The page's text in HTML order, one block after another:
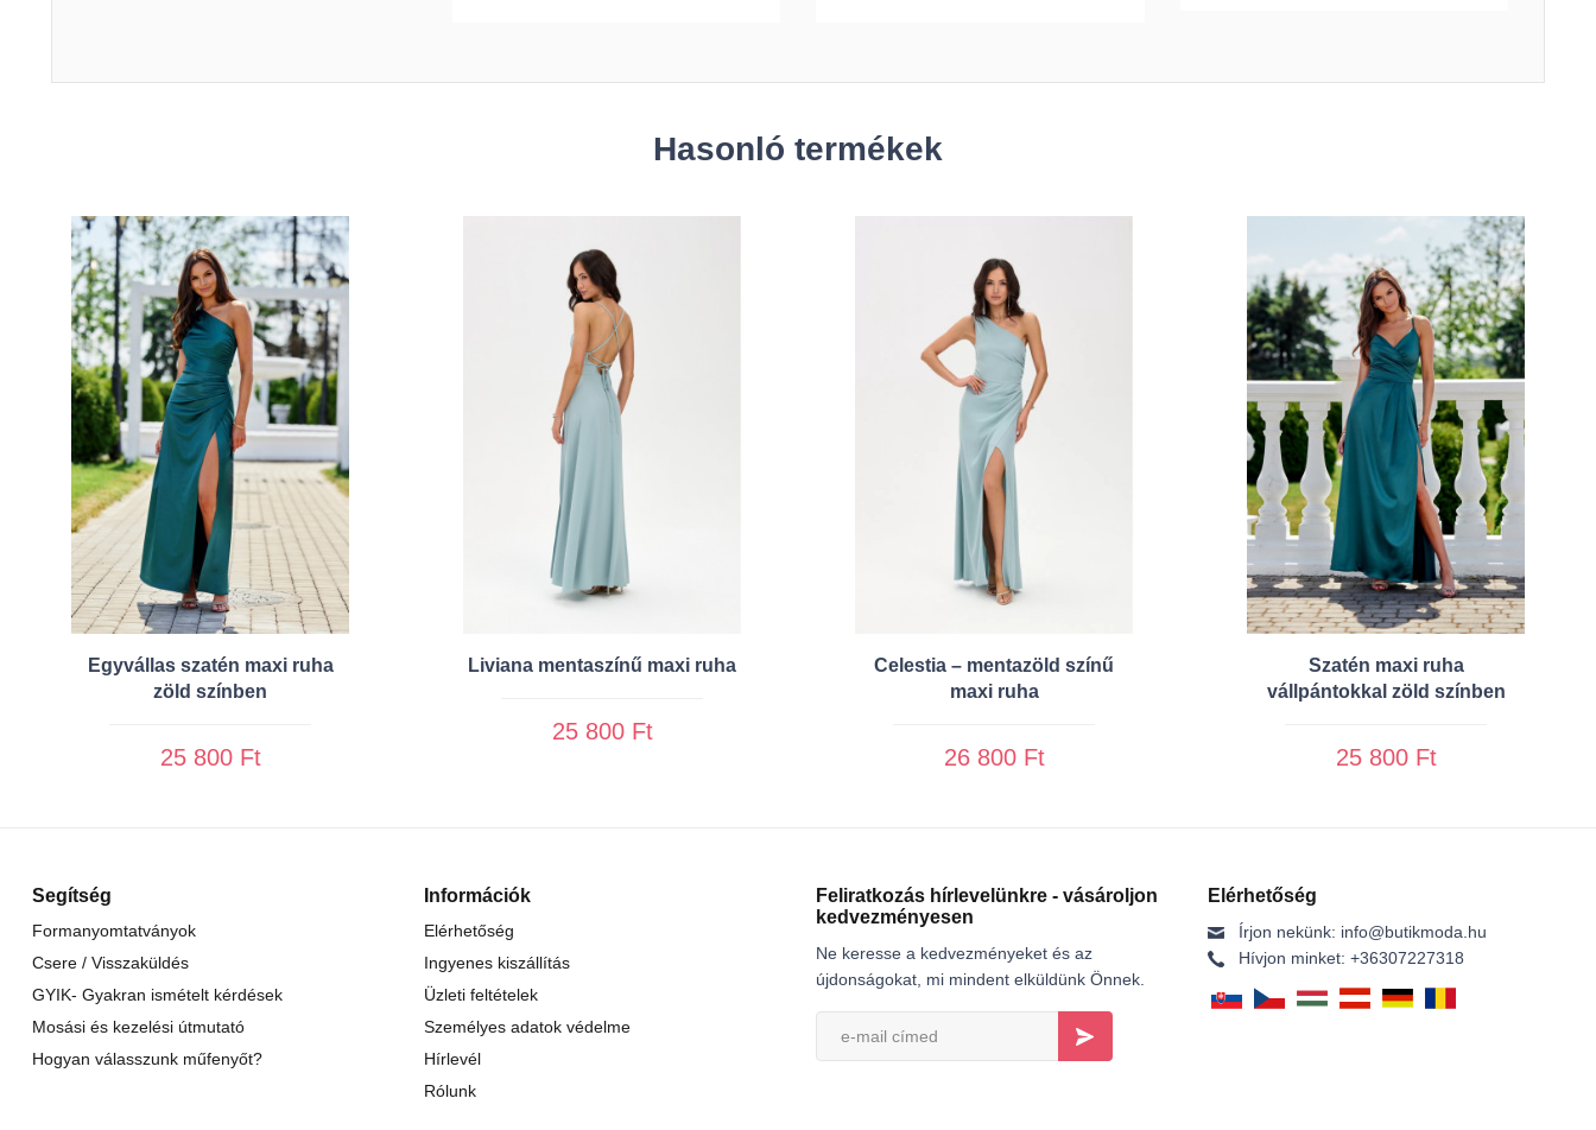
Hasonló termékek
Egyvállas szatén maxi ruha
zöld színben
25 800 Ft
Liviana mentaszínű maxi ruha
25 800 Ft
Celestia – mentazöld színű
maxi ruha
26 800 Ft
Szatén maxi ruha
vállpántokkal zöld színben
25 800 Ft
Segítség
Formanyomtatványok
Csere / Visszaküldés
GYIK- Gyakran ismételt kérdések
Mosási és kezelési útmutató
Hogyan válasszunk műfenyőt?
Információk
Elérhetőség
Ingyenes kiszállítás
Üzleti feltételek
Személyes adatok védelme
Hírlevél
Rólunk
Feliratkozás hírlevelünkre - vásároljon
kedvezményesen
Ne keresse a kedvezményeket és az
újdonságokat, mi mindent elküldünk Önnek.
Elérhetőség
Írjon nekünk: info@butikmoda.hu
Hívjon minket: +36307227318